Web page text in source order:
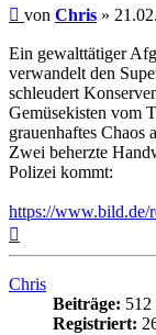
Beitrag
von Chris »
Ein gewalttätiger
verwandelt den
schleudert
Gemüsekisten vom
grauenhaftes Chaos
Zwei beherzte
Polizei kommt:
https://www.bild.de/
Chris
Beiträge: 512
Registriert: